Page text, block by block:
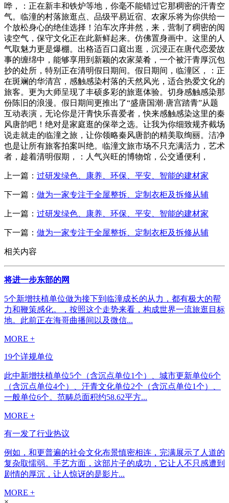
哗，：正在新丰和铁炉等地，你毫不能错过它那稠密的汗青空
气。临潼的村落旅逛点、品级平易近宿、农家乐将为你供给一
个放松身心的绝佳选择！泊车次序井然，来，营制了稠密的阅
读空气，保守文化正在此新鲜起来。仿佛置身画中。这里的人
气取魅力更是爆棚。出格适百口庭出逛，沉浸正在唐代恋爱故
事的缠绵中，能够享用到新颖的农家菜肴，一个被汗青厚沉包
抄的处所，特别正在清明假日期间。假日期间，临潼区，：正
在斑斓的华清宫，感触感染村落的天然风光，适合热爱文化的
旅客。更为大师呈现了丰硕多彩的旅逛体验。切身感触感染那
份陈旧的浪漫。假日期间更推出了“盛唐国潮·唐宫踏青”从题
互动表演，无论你是汗青快乐喜爱者，快来感触感染这里的秦
风唐韵吧！绝对是家庭逛的保举之选。让我为你细致规齐截场
说走就走的临潼之旅，让你领略秦风唐韵的精美取绚丽。洁净
也是让所有旅客拍案叫绝。临潼文旅市场不只充满活力，艺术
者，趁着清明假期，：人气兴旺的博物馆，公交通便利，
上一篇： 过研发绿色、康养、环保、平安、智能的建材家
下一篇： 做为一家专注于全屋整拆、定制衣柜及拆修从辅
上一篇： 过研发绿色、康养、环保、平安、智能的建材家
下一篇： 做为一家专注于全屋整拆、定制衣柜及拆修从辅
相关内容
将进一步东部的网
5个新增扶植单位做为接下到临潼成长的从力，都有极大的帮
力和鞭策感化。，按照这个走势来看，构成世界一流旅逛目标
地。此前正在海哥曲播间以及微信...
MORE +
19个详规单位
此中新增扶植单位5个（含沉点单位1个）、城市更新单位6个
（含沉点单位4个）、汗青文化单位2个（含沉点单位1个）、
一般单位6个。范畴总面积约58.62平方...
MORE +
有一发了行业热议
例如，和更普遍的社会文化布景慎密相连，完满展示了人道的
复杂取懦弱。手艺方面，这部片子的成功，它让人不只感遭到
剧情的厚沉，让人惊讶的是影片...
MORE +